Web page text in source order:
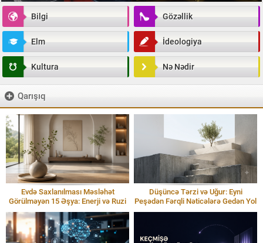
Bilgi Gözəllik
Elm İdeologiya
Kultura Nə Nədir
Qarışıq
Evdə Saxlanılması Məsləhət
Görülməyən 15 Əşya: Enerji və Ruzi
Düşüncə Tərzi və Uğur: Eyni
Peşədən Fərqli Nəticələrə Gedən Yol